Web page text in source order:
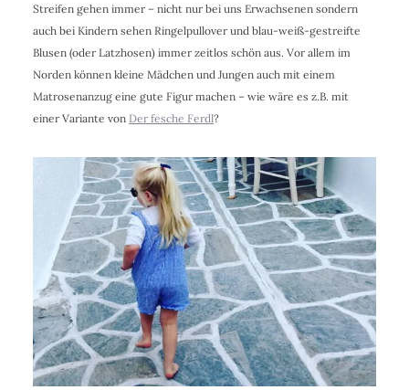
Streifen gehen immer – nicht nur bei uns Erwachsenen sondern
auch bei Kindern sehen Ringelpullover und blau-weiß-gestreifte
Blusen (oder Latzhosen) immer zeitlos schön aus. Vor allem im
Norden können kleine Mädchen und Jungen auch mit einem
Matrosenanzug eine gute Figur machen – wie wäre es z.B. mit
einer Variante von Der fesche Ferdl?